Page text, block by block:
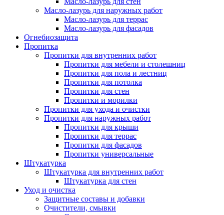
Масло-лазурь для наружных работ
Масло-лазурь для террас
Масло-лазурь для фасадов
Огнебиозащита
Пропитка
Пропитки для внутренних работ
Пропитки для мебели и столешниц
Пропитки для пола и лестниц
Пропитки для потолка
Пропитки для стен
Пропитки и морилки
Пропитки для ухода и очистки
Пропитки для наружных работ
Пропитки для крыши
Пропитки для террас
Пропитки для фасадов
Пропитки универсальные
Штукатурка
Штукатурка для внутренних работ
Штукатурка для стен
Уход и очистка
Защитные составы и добавки
Очистители, смывки